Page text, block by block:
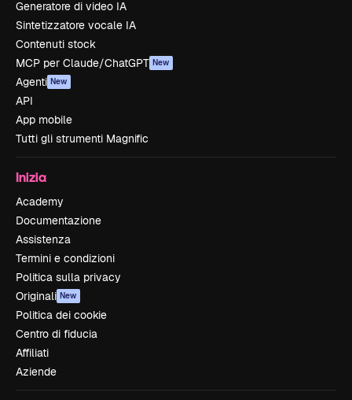
Generatore di video IA
Sintetizzatore vocale IA
Contenuti stock
MCP per Claude/ChatGPT New
Agenti New
API
App mobile
Tutti gli strumenti Magnific
Inizia
Academy
Documentazione
Assistenza
Termini e condizioni
Politica sulla privacy
Originali New
Politica dei cookie
Centro di fiducia
Affiliati
Aziende